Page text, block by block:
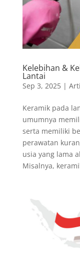
Kelebihan &
Lantai
Sep 3, 2025|
Keramik pada
umumnya
serta memiliki
perawatan
usia yang lama
Misalnya,